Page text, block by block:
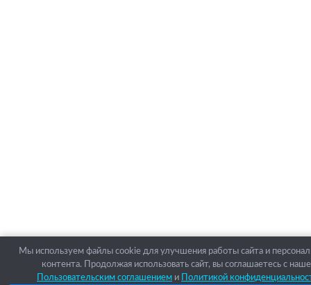
Мы используем файлы cookie для улучшения работы сайта и
контента. Продолжая использовать сайт, вы соглашаетесь с
Пользовательским соглашением и Политикой